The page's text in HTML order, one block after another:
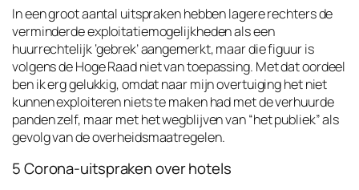
In een groot aantal uitspraken hebben lagere rechters de
verminderde exploitatiemogelijkheden als een
huurrechtelijk ‘gebrek’ aangemerkt, maar die figuur is
volgens de Hoge Raad niet van toepassing. Met dat oordeel
ben ik erg gelukkig, omdat naar mijn overtuiging het niet
kunnen exploiteren niets te maken had met de verhuurde
panden zelf, maar met het wegblijven van “het publiek” als
gevolg van de overheidsmaatregelen.
5 Corona-uitspraken over hotels